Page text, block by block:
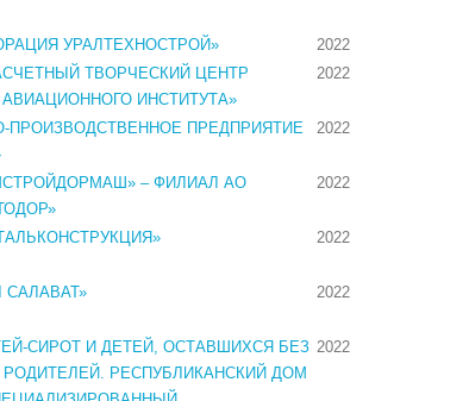
УРАЛТЕХНОСТРОЙ»
2022
ТВОРЧЕСКИЙ ЦЕНТР
ИНСТИТУТА»
2022
ПРОИЗВОДСТВЕННОЕ ПРЕДПРИЯТИЕ
2022
– ФИЛИАЛ АО
2022
2022
2022
СИРОТ И ДЕТЕЙ, ОСТАВШИХСЯ БЕЗ
РЕСПУБЛИКАНСКИЙ ДОМ
2022